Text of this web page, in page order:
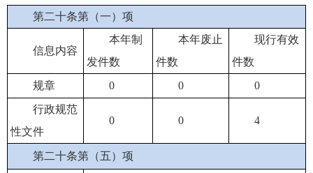
第二十条第（一）项
信息内容
本年制
发件数
本年废止
件数
现行有效
件数
规章
0 0
0
行政规范
性文件
0 0 4
第二十条第（五）项